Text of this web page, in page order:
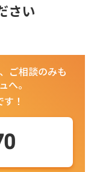
さい
ご相談のみも
へ。
す！